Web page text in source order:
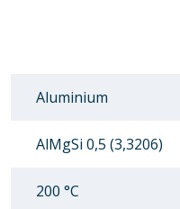
Aluminium
AlMgSi 0,5 (3,3206)
200 °C